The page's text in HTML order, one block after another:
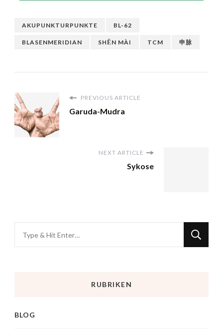
AKUPUNKTURPUNKTE BL-62
BLASENMERIDIAN SHĒN MÀI TCM 申脉
PREVIOUS ARTICLE
Garuda-Mudra
NEXT ARTICLE
Sykose
RUBRIKEN
BLOG